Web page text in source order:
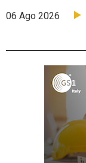
06 Ago 2026